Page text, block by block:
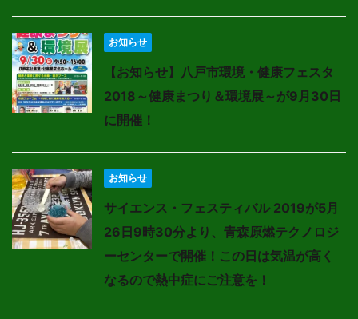
お知らせ
【お知らせ】八戸市環境・健康フェスタ
2018～健康まつり＆環境展～が9月30日
に開催！
お知らせ
サイエンス・フェスティバル 2019が5月
26日9時30分より、青森原燃テクノロジ
ーセンターで開催！この日は気温が高く
なるので熱中症にご注意を！